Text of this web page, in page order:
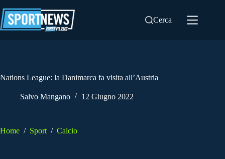
al
contenuto
Cerca
Nations League: la Danimarca fa visita all’Austria
Salvo Mangano 12 Giugno 2022
Home / Sport / Calcio